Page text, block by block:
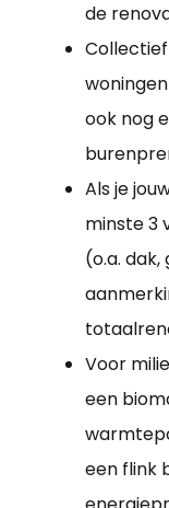
de
Collectief
ook nog
Als je
minste 3
(o.a.
Voor
een
een flink